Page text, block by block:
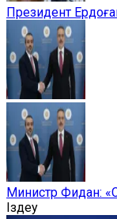
Президент
Министр Фидан:
Іздеу